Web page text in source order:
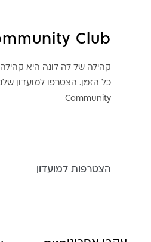
Club
קהילה של לה לונה היא
כל הזמן. הצטרפו למועדון
Community
הצטרפות למועדון